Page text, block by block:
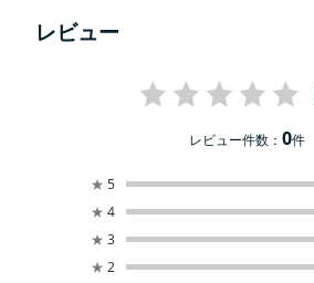
レビュー
レビュー件数：0件
★ 5
★ 4
★ 3
★ 2